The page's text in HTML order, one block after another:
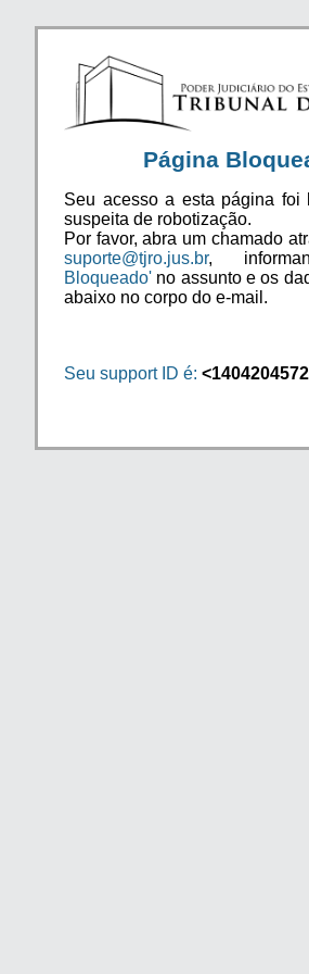
Página
Seu acesso a esta página foi
suspeita de robotização.
Por favor, abra um chamado
suporte@tjro.jus.br,
Bloqueado' no assunto e os
abaixo no corpo do e-mail.
Seu support ID é: